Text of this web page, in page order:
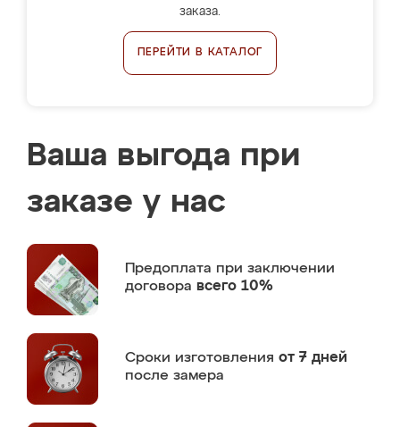
заказа.
ПЕРЕЙТИ В КАТАЛОГ
Ваша выгода при
заказе у нас
Предоплата при заключении
договора всего 10%
Сроки изготовления от 7 дней
после замера